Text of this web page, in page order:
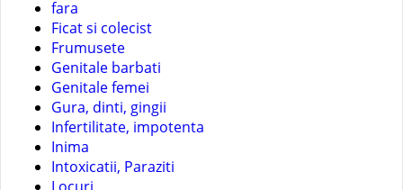
fara
Ficat si colecist
Frumusete
Genitale barbati
Genitale femei
Gura, dinti, gingii
Infertilitate, impotenta
Inima
Intoxicatii, Paraziti